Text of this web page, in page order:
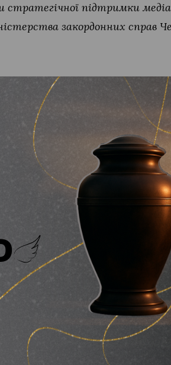
підтримки
закордонних справ